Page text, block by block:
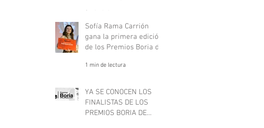
2 min de lectura
Sofía Rama Carrión
gana la primera edición
de los Premios Boria de
1 min de lectura
YA SE CONOCEN LOS
FINALISTAS DE LOS
PREMIOS BORIA DE